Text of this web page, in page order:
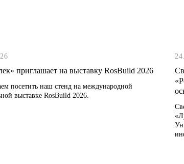
приглашает на выставку RosBuild 2026
посетить наш стенд на международной
выставке RosBuild 2026.